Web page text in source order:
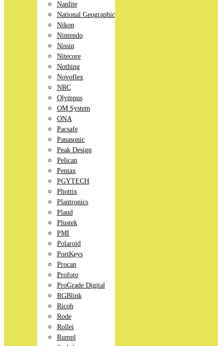
Nanlite
National Geographic
Nikon
Nintendo
Nissin
Nitecore
Nothing
Novoflex
NRC
Olympus
OM System
ONA
Pacsafe
Panasonic
Peak Design
Pelican
Pentax
PGYTECH
Phottix
Plantronics
Plaud
Plustek
PMI
Polaroid
PortKeys
Procan
Profoto
ProGrade Digital
RGBlink
Ricoh
Rode
Rollei
Rumpl